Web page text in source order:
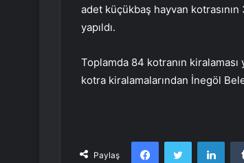
adet küçükbaş hayvan
yapıldı.
Toplamda 84 kotranın kiralaması
kotra kiralamalarından İnegöl
Paylaş
FacebookTwitter